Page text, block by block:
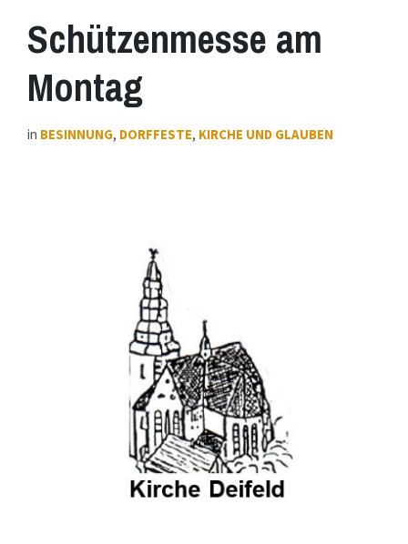
Schützenmesse am
Montag
in BESINNUNG, DORFFESTE, KIRCHE UND GLAUBEN